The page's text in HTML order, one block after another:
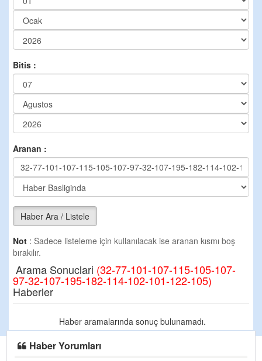
Bitis :
Aranan :
Haber Ara / Listele
Not : Sadece listeleme için kullanılacak ise aranan kısmı boş
bırakılır.
Arama Sonuclari (32-77-101-107-115-105-107-
97-32-107-195-182-114-102-101-122-105)
Haberler
Haber aramalarında sonuç bulunamadı.
Haber Yorumları